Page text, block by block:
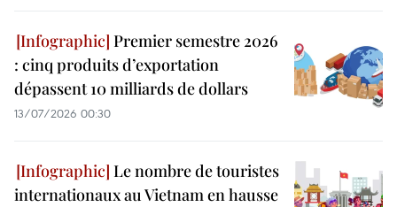
Premier semestre 2026
: cinq produits d’exportation
dépassent 10 milliards de dollars
13/07/2026 00:30
Le nombre de touristes
internationaux au Vietnam en hausse